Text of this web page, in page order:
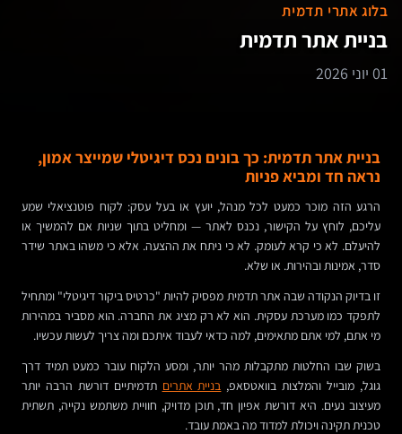
בלוג אתרי תדמית
בניית אתר תדמית
01 יוני 2026
בניית אתר תדמית: כך בונים נכס דיגיטלי שמייצר אמון,
נראה חד ומביא פניות
הרגע הזה מוכר כמעט לכל מנהל, יועץ או בעל עסק: לקוח פוטנציאלי שמע
עליכם, לוחץ על הקישור, נכנס לאתר — ומחליט בתוך שניות אם להמשיך או
להיעלם. לא כי קרא לעומק. לא כי ניתח את ההצעה. אלא כי משהו באתר שידר
סדר, אמינות ובהירות. או שלא.
זו בדיוק הנקודה שבה אתר תדמית מפסיק להיות "כרטיס ביקור דיגיטלי" ומתחיל
לתפקד כמו מערכת עסקית. הוא לא רק מציג את החברה. הוא מסביר במהירות
מי אתם, למי אתם מתאימים, למה כדאי לעבוד איתכם ומה צריך לעשות עכשיו.
בשוק שבו החלטות מתקבלות מהר יותר, ומסע הלקוח עובר כמעט תמיד דרך
גוגל, מובייל והמלצות בוואטסאפ, בניית אתרים תדמיתיים דורשת הרבה יותר
מעיצוב נעים. היא דורשת אפיון חד, תוכן מדויק, חוויית משתמש נקייה, תשתית
טכנית תקינה ויכולת למדוד מה באמת עובד.